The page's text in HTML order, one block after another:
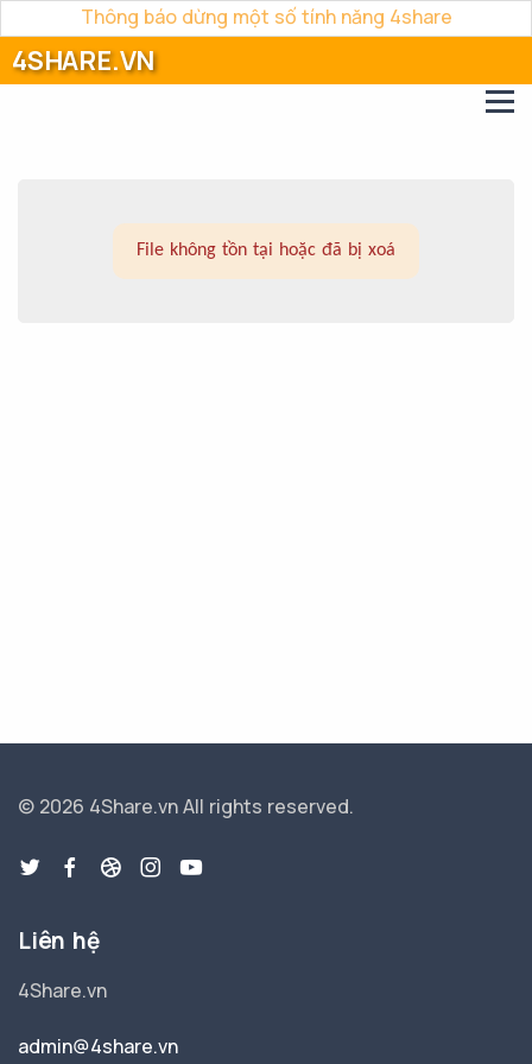
Thông báo dừng một số tính năng 4share
4SHARE.VN
File không tồn tại hoặc đã bị xoá
© 2026 4Share.vnAll rights reserved.
Liên hệ
4Share.vn
admin@4share.vn